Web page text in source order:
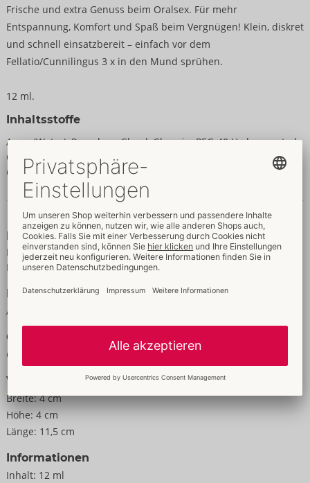
Frische und extra Genuss beim Oralsex. Für mehr
Entspannung, Komfort und Spaß beim Vergnügen! Klein, diskret
und schnell einsatzbereit – einfach vor dem
Fellatio/Cunnilingus 3 x in den Mund sprühen.
12 ml.
Inhaltsstoffe
Aqua (Water), Propylene Glycol, Glycerin, PEG-40 Hydrogenated
Castor Oil, Aroma, Sodium Saccharin, Benzyl Alcohol,
Chlorphenesin.
Daten & Eigenschaften
Eigenschaften
Für Frauen
Für Männer
Daten
Aroma:
Größe
Gewicht:
Verpackung
Breite: 4 cm
Höhe: 4 cm
Länge: 11,5 cm
Informationen
Inhalt: 12 ml